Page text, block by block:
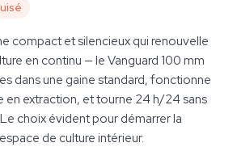
compact et silencieux qui renouvelle
en continu — le Vanguard 100 mm
dans une gaine standard, fonctionne
en extraction, et tourne 24 h/24 sans
choix évident pour démarrer la
de culture intérieur.